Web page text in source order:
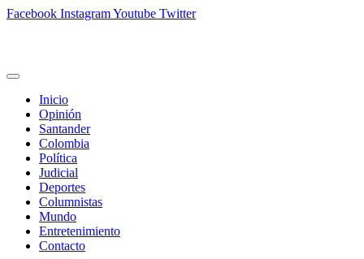
Facebook InstagramYoutube Twitter
Inicio
Opinión
Santander
Colombia
Política
Judicial
Deportes
Columnistas
Mundo
Entretenimiento
Contacto